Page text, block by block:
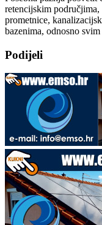
retencijskim
prometnice,
bazenima, odnosno
Podijeli